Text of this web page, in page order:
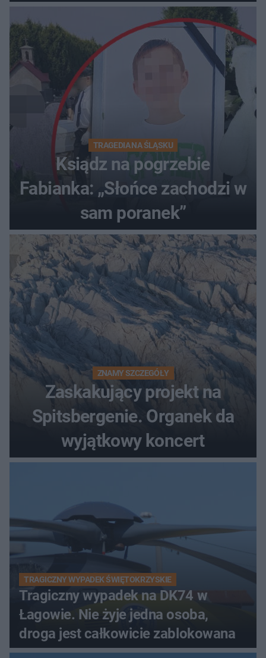
TRAGEDIA NA ŚLĄSKU
Ksiądz na pogrzebie
Fabianka: „Słońce zachodzi w
sam poranek”
ZNAMY SZCZEGÓŁY
Zaskakujący projekt na
Spitsbergenie. Organek da
wyjątkowy koncert
TRAGICZNY WYPADEK ŚWIĘTOKRZYSKIE
Tragiczny wypadek na DK74 w
Łagowie. Nie żyje jedna osoba,
droga jest całkowicie zablokowana